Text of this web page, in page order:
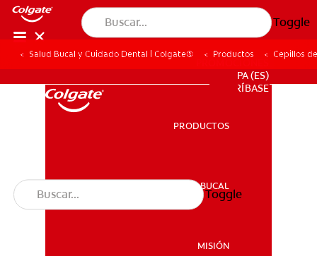
Toggle
SALUD BUCAL
PA (ES)
SUSCRÍBASE
PRODUCTOS
SALUD BUCAL
MISIÓN
Toggle
Salud Bucal y Cuidado Dental | Colgate® Productos Cepillos